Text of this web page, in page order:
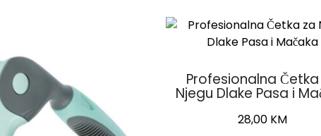
Profesionalna
Njegu Dlake Pasa i
28,00 KM